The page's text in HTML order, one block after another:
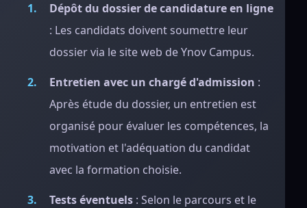
Dépôt du dossier de candidature en ligne
: Les candidats doivent soumettre leur
dossier via le site web de Ynov Campus.
Entretien avec un chargé d'admission :
Après étude du dossier, un entretien est
organisé pour évaluer les compétences, la
motivation et l'adéquation du candidat
avec la formation choisie.
Tests éventuels : Selon le parcours et le